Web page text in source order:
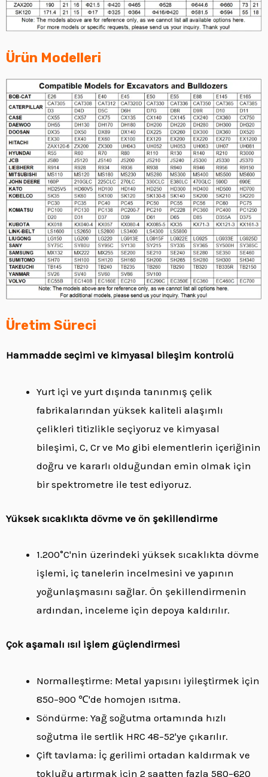
Ürün Modelleri
Üretim Süreci
Hammadde seçimi ve kimyasal bileşim kontrolü
Yurt içi ve yurt dışında tanınmış çelik
fabrikalarından yüksek kaliteli alaşımlı
çelikleri titizlikle seçiyoruz ve kimyasal
bileşimi, C, Cr ve Mo gibi elementlerin içeriğinin
doğru ve kararlı olduğundan emin olmak için
bir spektrometre ile test ediyoruz.
Yüksek sıcaklıkta dövme ve ön şekillendirme
1.200°C'nin üzerindeki yüksek sıcaklıkta dövme
işlemi, iç tanelerin incelmesini ve yapının
yoğunlaşmasını sağlar. Ön şekillendirmenin
ardından, inceleme için depoya kaldırılır.
Çok aşamalı ısıl işlem güçlendirmesi
Normalleştirme: Metal yapısını iyileştirmek için
850–900 ℃'de homojen ısıtma.
Söndürme: Yağ soğutma ortamında hızlı
soğutma ile sertlik HRC 48–52'ye çıkarılır.
Çift tavlama: İç gerilimi ortadan kaldırmak ve
tokluğu artırmak için 2 saatten fazla 580–620